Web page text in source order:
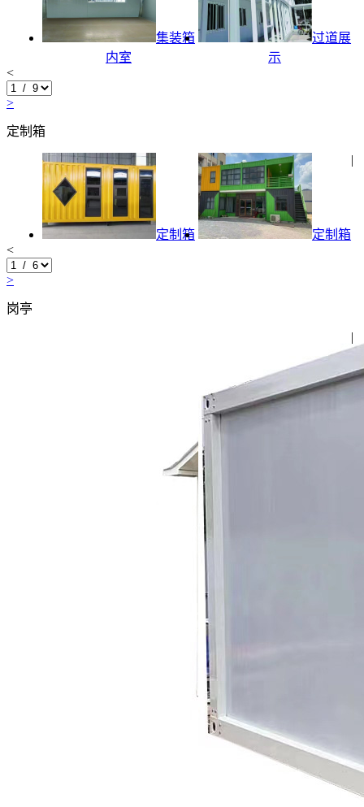
集装箱
内室
过道展
示
<
>
定制箱
定制箱 定制箱
|
<
>
岗亭
|